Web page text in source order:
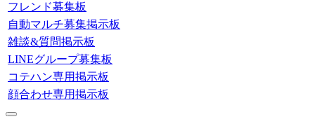
フレンド募集板
自動マルチ募集掲示板
雑談&質問掲示板
LINEグループ募集板
コテハン専用掲示板
顔合わせ専用掲示板